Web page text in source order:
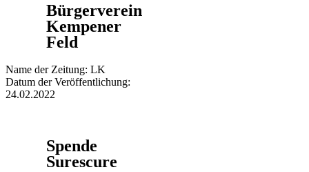
Bürgerverein
Kempener
Feld
Name der Zeitung: LK
Datum der Veröffentlichung:
24.02.2022
Spende
Surescure